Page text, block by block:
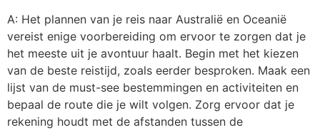
A: Het plannen van je reis naar Australië en Oceanië
vereist enige voorbereiding om ervoor te zorgen dat je
het meeste uit je avontuur haalt. Begin met het kiezen
van de beste reistijd, zoals eerder besproken. Maak een
lijst van de must-see bestemmingen en activiteiten en
bepaal de route die je wilt volgen. Zorg ervoor dat je
rekening houdt met de afstanden tussen de